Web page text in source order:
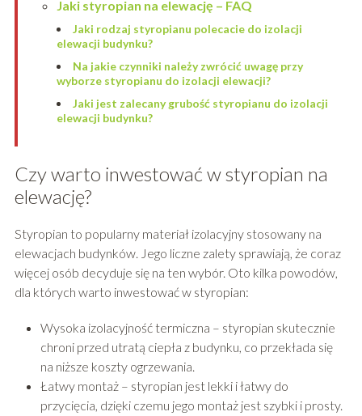
Jaki styropian na elewację – FAQ
Jaki rodzaj styropianu polecacie do izolacji
elewacji budynku?
Na jakie czynniki należy zwrócić uwagę przy
wyborze styropianu do izolacji elewacji?
Jaki jest zalecany grubość styropianu do izolacji
elewacji budynku?
Czy warto inwestować w styropian na
elewację?
Styropian to popularny materiał izolacyjny stosowany na
elewacjach budynków. Jego liczne zalety sprawiają, że coraz
więcej osób decyduje się na ten wybór. Oto kilka powodów,
dla których warto inwestować w styropian:
Wysoka izolacyjność termiczna – styropian skutecznie
chroni przed utratą ciepła z budynku, co przekłada się
na niższe koszty ogrzewania.
Łatwy montaż – styropian jest lekki i łatwy do
przycięcia, dzięki czemu jego montaż jest szybki i prosty.